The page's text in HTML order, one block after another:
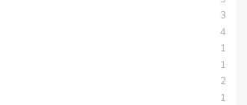
3
4
1
1
2
1